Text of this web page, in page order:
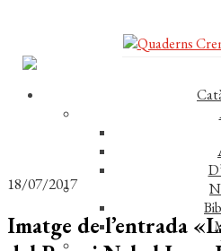
18/07/2017
Imatge de l’entrada